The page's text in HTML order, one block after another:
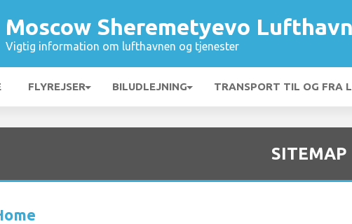
Moscow Sheremetyevo Lufthavn
Vigtig information om lufthavnen og tjenester
FLYREJSER BILUDLEJNING TRANSPORT TIL OG FRA
SITEMAP